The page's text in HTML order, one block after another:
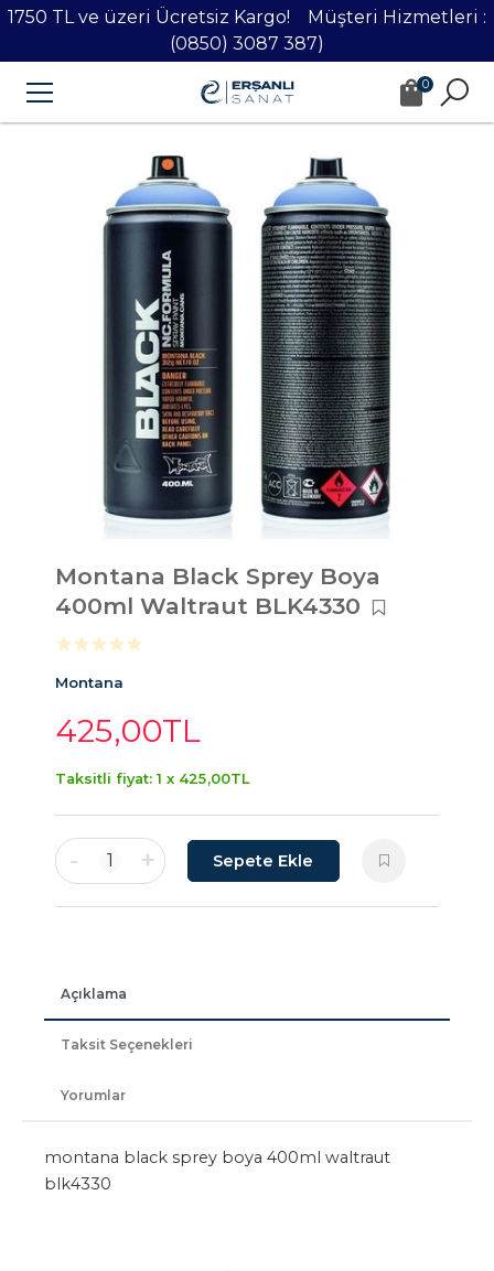
1750 TL ve üzeri Ücretsiz Kargo! Müşteri Hizmetleri :
(0850) 3087 387)
0
Montana Black Sprey Boya
400ml Waltraut BLK4330
Montana
425,00TL
Taksitli fiyat: 1 x 425,00TL
- 1 + Sepete Ekle
Açıklama
Taksit Seçenekleri
Yorumlar
montana black sprey boya 400ml waltraut
blk4330